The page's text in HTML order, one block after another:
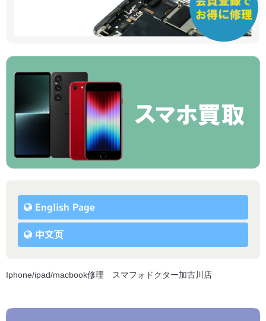
English Page
中文页
Iphone/ipad/macbook修理 スマフォドクター加古川店